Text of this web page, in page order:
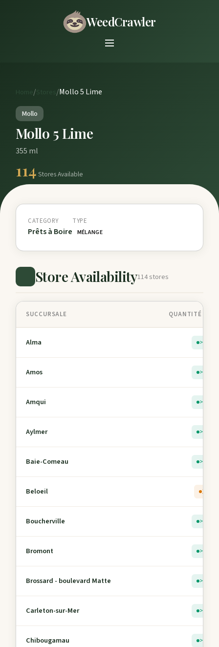
WeedCrawler
Home / /Mollo 5 Lime
Mollo
Mollo 5 Lime
355 ml
114 Stores Available
CATEGORY
Prêts à Boire
TYPE
MÉLANGE
Store Availability114 stores
SUCCURSALE QUANTITÉ EN
Alma > 5
Amos > 5
Amqui > 5
Aylmer > 5
Baie-Comeau > 5
Beloeil 1
Boucherville > 5
Bromont > 5
Brossard - boulevard Matte > 5
Carleton-sur-Mer > 5
Chibougamau > 5